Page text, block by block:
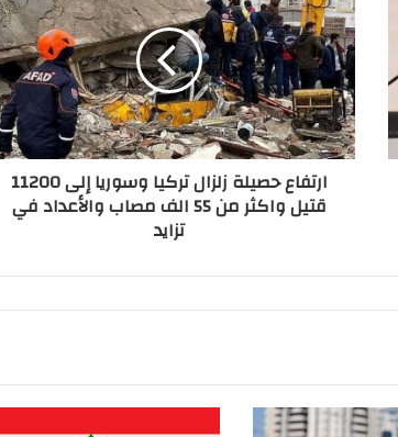
ارتفاع حصيلة زلزال تركيا وسوريا إلى 11200
قتيل واكثر من 55 الف مصاب والأعداد في
تزايد